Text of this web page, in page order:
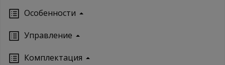
Особенности
Управление
Кoмплектация